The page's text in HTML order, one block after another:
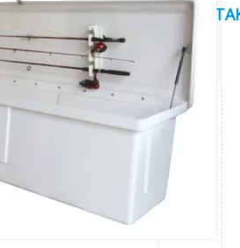
UNS
Add: